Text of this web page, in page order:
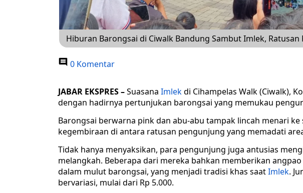
Hiburan Barongsai di Ciwalk Bandung Sambut Imlek,
0 Komentar
JABAR EKSPRES–Suasana Imlekdi Cihampelas Walk (Ciwalk),
dengan hadirnya pertunjukan barongsai yang memukau
Barongsai berwarna pink dan abu-abu tampak lincah menari
kegembiraan di antara ratusan pengunjung yang memadati
Tidak hanya menyaksikan, para pengunjung juga antusias
melangkah. Beberapa dari mereka bahkan memberikan
dalam mulut barongsai, yang menjadi tradisi khas saatImlek.
bervariasi, mulai dari Rp 5.000.